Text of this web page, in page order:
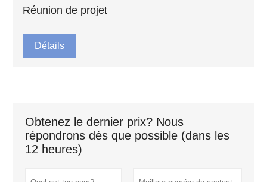
Réunion de projet
Détails
Obtenez le dernier prix? Nous
répondrons dès que possible (dans les
12 heures)